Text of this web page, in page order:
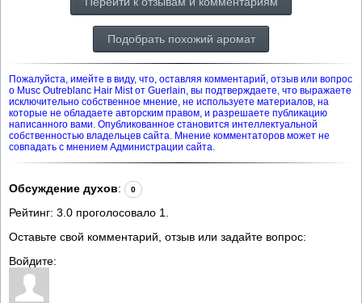
Подобрать похожий аромат
Пожалуйста, имейте в виду, что, оставляя комментарий, отзыв или вопрос
о Musc Outreblanc Hair Mist от Guerlain, вы подтверждаете, что выражаете
исключительно собственное мнение, не используете материалов, на
которые не обладаете авторским правом, и разрешаете публикацию
написанного вами. Опубликованное становится интеллектуальной
собственностью владельцев сайта. Мнение комментаторов может не
совпадать с мнением Администрации сайта.
Обсуждение духов: 0
Рейтинг: 3.0 проголосовало 1
Оставьте свой комментарий, отзыв или задайте вопрос:
Войдите: